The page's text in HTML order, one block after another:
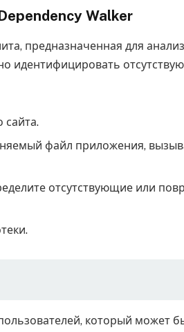
Walker
предназначенная для
идентифицировать
сайта.
файл приложения,
отсутствующие или
который может